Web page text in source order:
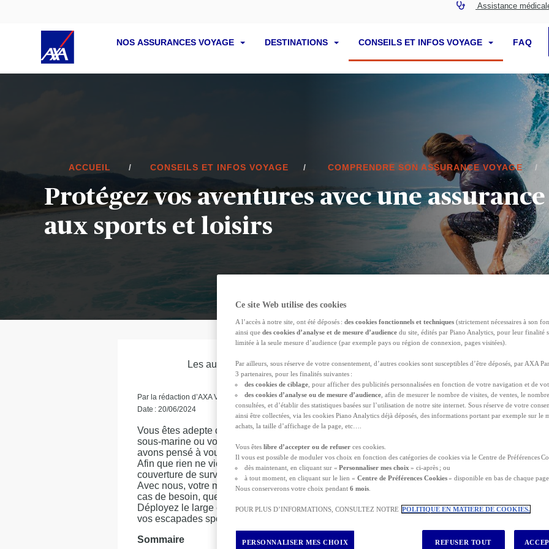
Assistance
NOS ASSURANCES VOYAGE DESTINATIONS CONSEILS ET INFOS VOYAGE FAQ
ACCUEIL CONSEILS ET INFOS VOYAGE COMPRENDRE SON ASSURANCE VOYAGE
Protégez vos aventures avec une
aux sports et loisirs
Les autorités recommandent fortement de souscrire uneassurance voyageavant
Par la rédaction d’AXA Voyage
Date : 20/06/2024
Vous êtes adepte de sports extrêmes, néo-explorateur de l’outdoor, fan de randonnées en
sous-marine ou vous prévoyez de participer en famille à un stage de de surf ou à une
avons pensé à vous.
Afin que rien ne vienne gâcher votre plaisir et vos prochains exploits, nous vous invitons à
couverture de survie qui ne prend pas de place… Notre
assurance voyage Sports et Loisirs !
Avec nous, votre matériel est couvert, les imprévus et soucis de santé sont gérés et vous
cas de besoin, que vous soyez débutant ou habitué des activités en plein air.
Déployez le large éventail de toutes nos garanties qui vous accompagnent et vous protègent
vos escapades sportives en France et à l’étranger.
Sommaire
Ce site Web utilise des cookies
A l’accès à notre site, ont été déposés : des cookies fonctionnels et techniques (strictement nécessaires à son
ainsi que des cookies d’analyse et de mesure d’audience du site, édités par Piano Analytics, pour leur finalité
limitée à la seule mesure d’audience (par exemple pays ou région de connexion, pages visitées).
Par ailleurs, sous réserve de votre consentement, d’autres cookies sont susceptibles d’être déposés, par AXA
3 partenaires, pour les finalités suivantes :
des cookies de ciblage , pour afficher des publicités personnalisées en fonction de votre navigation et de
des cookies d’analyse ou de mesure d’audience , afin de mesurer le nombre de visites, de ventes, le
consultées, et d’établir des statistiques basées sur l’utilisation de notre site internet. Sous réserve de votre
ainsi être collectées, via les cookies Piano Analytics déjà déposés, des informations portant par exemple sur le
achats, la taille d’affichage de la page, etc….
Vous êtes libre d’accepter ou de refuser ces cookies.
Il vous est possible de moduler vos choix en fonction des catégories de cookies via le Centre de Préférences
dès maintenant, en cliquant sur «Personnaliser mes choix » ci-après ; ou
à tout moment, en cliquant sur le lien «Centre de Préférences Cookies» disponible en bas de chaque
Nous conserverons votre choix pendant 6 mois
POUR PLUS D’INFORMATIONS, CONSULTEZ NOTRE POLITIQUE EN MATIERE DE COOKIES.
PERSONNALISER MES CHOIX REFUSER TOUT